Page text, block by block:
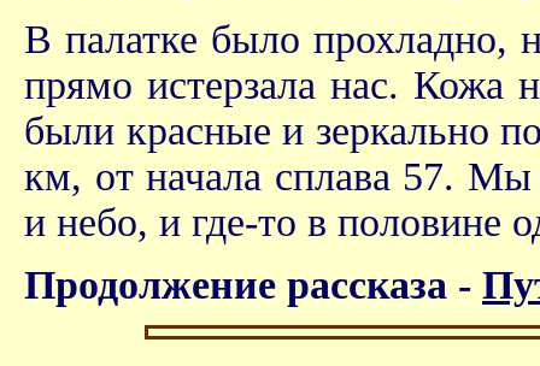
В палатке было прохладно,
прямо истерзала нас. Кожа
были красные и зеркально
км, от начала сплава 57. Мы
и небо, и где-то в половине
Продолжение рассказа -